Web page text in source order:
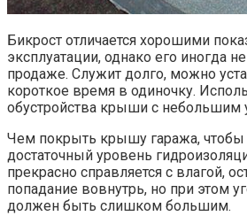
Бикрост отличается хорошими
эксплуатации, однако его иногда
продаже. Служит долго, можно
короткое время в одиночку.
обустройства крыши с небольшим
Чем покрыть крышу гаража, чтобы
достаточный уровень
прекрасно справляется с влагой,
попадание вовнутрь, но при этом
должен быть слишком большим.